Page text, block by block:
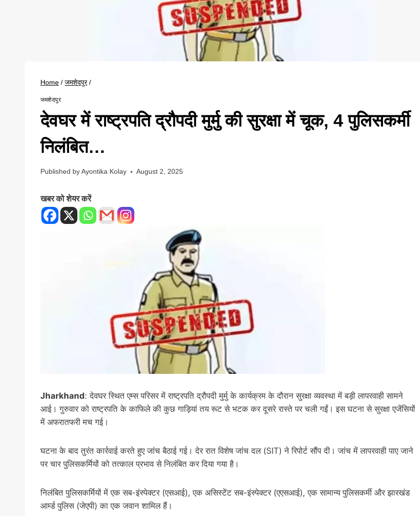
Home / जमशेदपुर /
जमशेदपुर
देवघर में राष्ट्रपति द्रौपदी मुर्मु की सुरक्षा में चूक, 4 पुलिसकर्मी
निलंबित…
Published by Ayontika Kolay August 2, 2025
खबर को शेयर करें
Jharkhand: देवघर स्थित एम्स परिसर में राष्ट्रपति द्रौपदी मुर्मु के कार्यक्रम के दौरान सुरक्षा व्यवस्था में बड़ी लापरवाही सामने
आई। गुरुवार को राष्ट्रपति के काफिले की कुछ गाड़ियां तय रूट से भटक कर दूसरे रास्ते पर चली गईं। इस घटना से सुरक्षा एजेंसियों
में अफरातफरी मच गई।
घटना के बाद तुरंत कार्रवाई करते हुए जांच बैठाई गई। देर रात विशेष जांच दल (SIT) ने रिपोर्ट सौंप दी। जांच में लापरवाही पाए जाने
पर चार पुलिसकर्मियों को तत्काल प्रभाव से निलंबित कर दिया गया है।
निलंबित पुलिसकर्मियों में एक सब-इंस्पेक्टर (एसआई), एक असिस्टेंट सब-इंस्पेक्टर (एएसआई), एक सामान्य पुलिसकर्मी और झारखंड
आर्म्ड पुलिस (जेएपी) का एक जवान शामिल हैं।